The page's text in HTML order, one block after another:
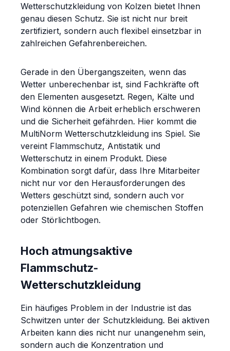
Wetterschutzkleidung von Kolzen bietet Ihnen
genau diesen Schutz. Sie ist nicht nur breit
zertifiziert, sondern auch flexibel einsetzbar in
zahlreichen Gefahrenbereichen.
Gerade in den Übergangszeiten, wenn das
Wetter unberechenbar ist, sind Fachkräfte oft
den Elementen ausgesetzt. Regen, Kälte und
Wind können die Arbeit erheblich erschweren
und die Sicherheit gefährden. Hier kommt die
MultiNorm Wetterschutzkleidung ins Spiel. Sie
vereint Flammschutz, Antistatik und
Wetterschutz in einem Produkt. Diese
Kombination sorgt dafür, dass Ihre Mitarbeiter
nicht nur vor den Herausforderungen des
Wetters geschützt sind, sondern auch vor
potenziellen Gefahren wie chemischen Stoffen
oder Störlichtbogen.
Hoch atmungsaktive
Flammschutz-
Wetterschutzkleidung
Ein häufiges Problem in der Industrie ist das
Schwitzen unter der Schutzkleidung. Bei aktiven
Arbeiten kann dies nicht nur unangenehm sein,
sondern auch die Konzentration und